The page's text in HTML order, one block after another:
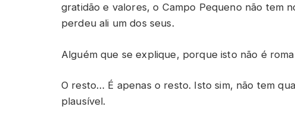
gratidão e valores, o Campo Pequeno não tem
perdeu ali um dos seus.
Alguém que se explique, porque isto não é
O resto… É apenas o resto. Isto sim, não tem
plausível.